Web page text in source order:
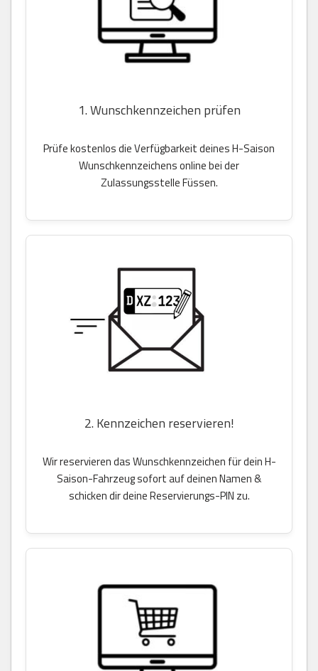
1. Wunschkennzeichen prüfen
Prüfe kostenlos die Verfügbarkeit deines H-Saison
Wunschkennzeichens online bei der
Zulassungsstelle Füssen.
2. Kennzeichen reservieren!
Wir reservieren das Wunschkennzeichen für dein H-
Saison-Fahrzeug sofort auf deinen Namen &
schicken dir deine Reservierungs-PIN zu.